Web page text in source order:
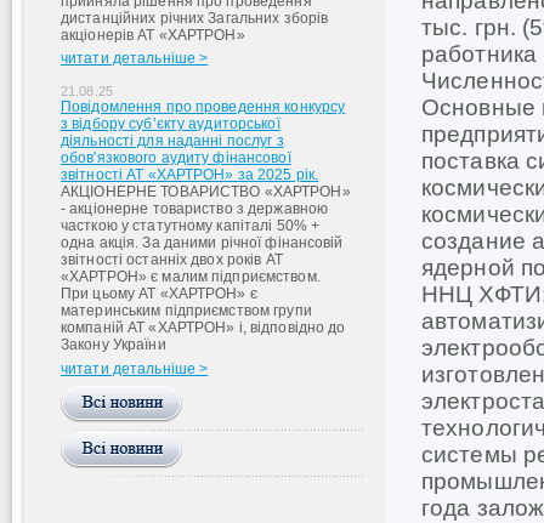
дистанційних річних Загальних зборів
акціонерів АТ «ХАРТРОН»
читати детальніше >
21.08.25
Повідомлення про проведення конкурсу
з відбору суб’єкту аудиторської
діяльності для наданні послуг з
обов'язкового аудиту фінансової
звітності АТ «ХАРТРОН» за 2025 рік.
АКЦІОНЕРНЕ ТОВАРИСТВО «ХАРТРОН»
- акціонерне товариство з державною
часткою у статутному капіталі 50% +
одна акція. За даними річної фінансовій
звітності останніх двох років АТ
«ХАРТРОН» є малим підприємством.
При цьому АТ «ХАРТРОН» є
материнським підприємством групи
компаній АТ «ХАРТРОН» і, відповідно до
Закону України
читати детальніше >
тыс. грн.
Основные
поставка
создание
ядерной
ННЦ ХФТИ;
системы
года